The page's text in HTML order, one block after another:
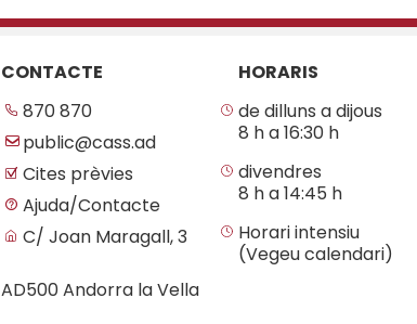
CONTACTE
870 870
public@cass.ad
Cites prèvies
Ajuda/Contacte
C/ Joan Maragall, 3
AD500 Andorra la Vella
HORARIS
de dilluns a dijous
8 h a 16:30 h
divendres
8 h a 14:45 h
Horari intensiu
(Vegeu calendari)